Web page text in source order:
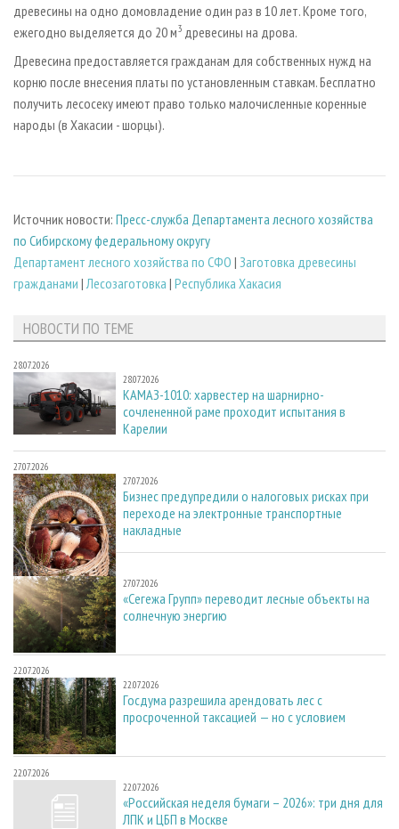
древесины на одно домовладение один раз в 10 лет. Кроме того,
ежегодно выделяется до 20 м3 древесины на дрова.
Древесина предоставляется гражданам для собственных нужд на
корню после внесения платы по установленным ставкам. Бесплатно
получить лесосеку имеют право только малочисленные коренные
народы (в Хакасии - шорцы).
Источник новости: Пресс-служба Департамента лесного хозяйства
по Сибирскому федеральному округу
Департамент лесного хозяйства по СФО | Заготовка древесины
гражданами |Лесозаготовка | Республика Хакасия
НОВОСТИ ПО ТЕМЕ
28.07.2026
28.07.2026
КАМАЗ-1010: харвестер на шарнирно-
сочлененной раме проходит испытания в
Карелии
27.07.2026
27.07.2026
Бизнес предупредили о налоговых рисках при
переходе на электронные транспортные
накладные
27.07.2026
27.07.2026
«Сегежа Групп» переводит лесные объекты на
солнечную энергию
22.07.2026
22.07.2026
Госдума разрешила арендовать лес с
просроченной таксацией — но с условием
22.07.2026
22.07.2026
«Российская неделя бумаги – 2026»: три дня для
ЛПК и ЦБП в Москве